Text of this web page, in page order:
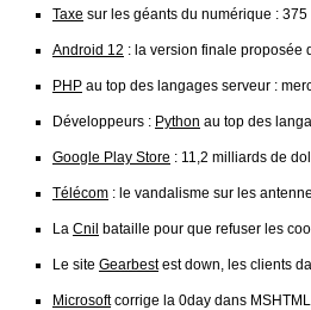
Taxe sur les géants du numérique :
Android 12 : la version finale proposée
PHP au top des langages serveur :
Développeurs : Python au top des
Google Play Store : 11,2 milliards de
Télécom : le vandalisme sur les
La Cnil bataille pour que refuser les
Le site Gearbestest down, les clients
Microsoftcorrige la 0day dans